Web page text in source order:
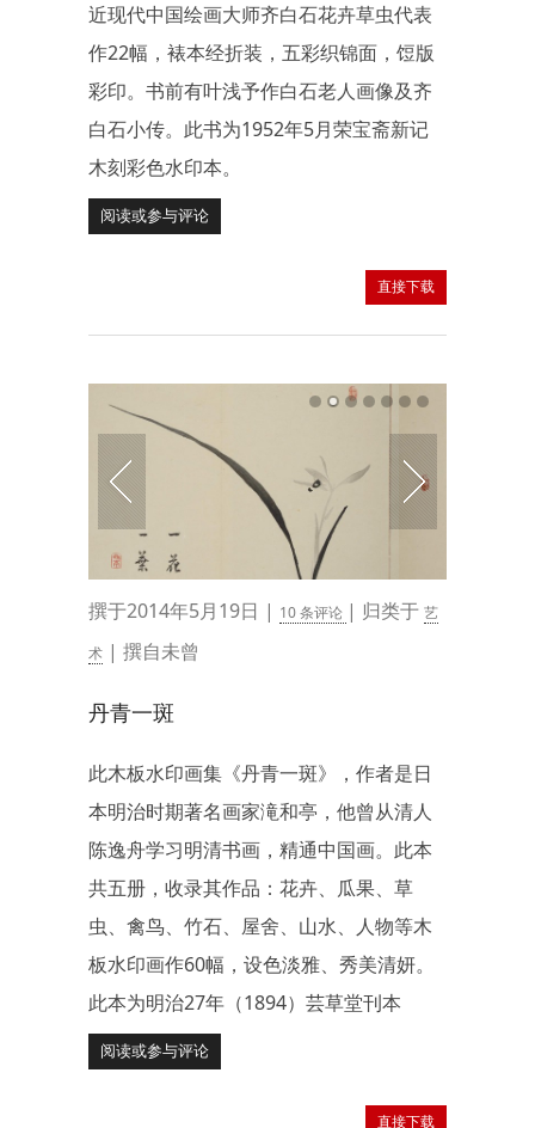
近现代中国绘画大师齐白石花卉草虫代表
作22幅，裱本经折装，五彩织锦面，饾版
彩印。书前有叶浅予作白石老人画像及齐
白石小传。此书为1952年5月荣宝斋新记
木刻彩色水印本。
阅读或参与评论
直接下载
撰于2014年5月19日 | 10 条评论 | 归类于 艺
术 | 撰自未曾
丹青一斑
此木板水印画集《丹青一斑》，作者是日
本明治时期著名画家滝和亭，他曾从清人
陈逸舟学习明清书画，精通中国画。此本
共五册，收录其作品：花卉、瓜果、草
虫、禽鸟、竹石、屋舍、山水、人物等木
板水印画作60幅，设色淡雅、秀美清妍。
此本为明治27年（1894）芸草堂刊本
阅读或参与评论
直接下载